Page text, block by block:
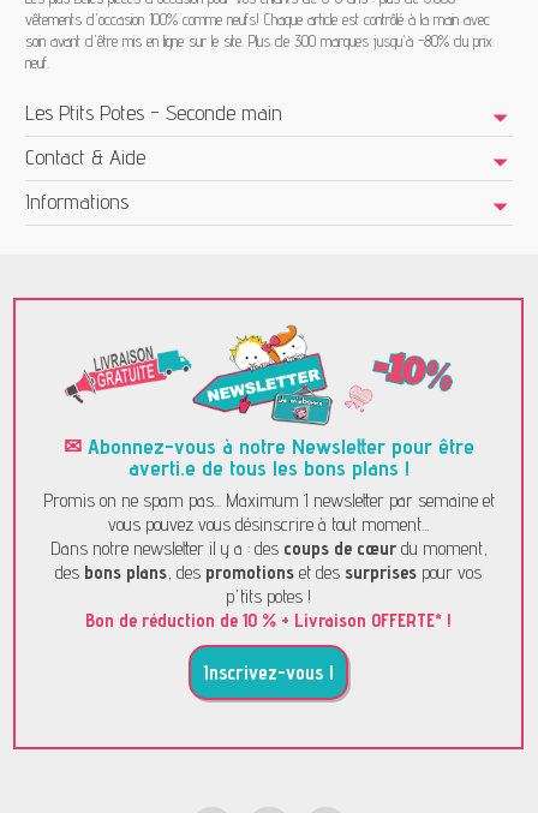
vêtements d'occasion 100% comme neufs! Chaque article est contrôlé à la main avec
soin avant d'être mis en ligne sur le site. Plus de 300 marques jusqu'à -80% du prix
neuf.
Les Ptits Potes - Seconde main
Contact & Aide
Informations
✉ Abonnez-vous à notre Newsletter pour être
averti.e de tous les bons plans !
Promis on ne spam pas... Maximum 1 newsletter par semaine et
vous pouvez vous désinscrire à tout moment...
Dans notre newsletter il y a : des coups de cœurdu moment,
des bons plans, des promotions et dessurprises pour vos
p'tits potes !
Bon de réduction de 10 % + Livraison OFFERTE* !
Inscrivez-vous !